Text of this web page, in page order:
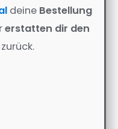
deine Bestellung
erstatten dir den
zurück.